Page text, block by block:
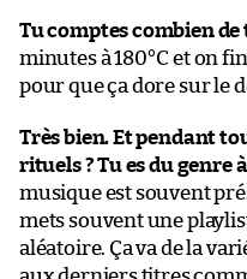
Tu comptes combien de
minutes à 180°C et on
pour que ça dore sur le
Très bien. Et pendant
rituels ? Tu es du genre
musique est souvent
mets souvent une
aléatoire. Ça va de la